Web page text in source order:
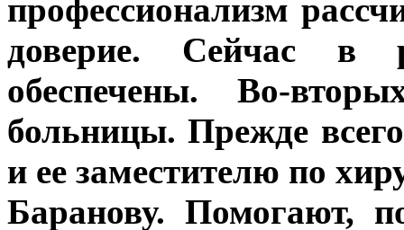
профессионализм
доверие. Сейчас в
обеспечены. Во-
больницы. Прежде
и ее заместителю по
Баранову. Помогают,